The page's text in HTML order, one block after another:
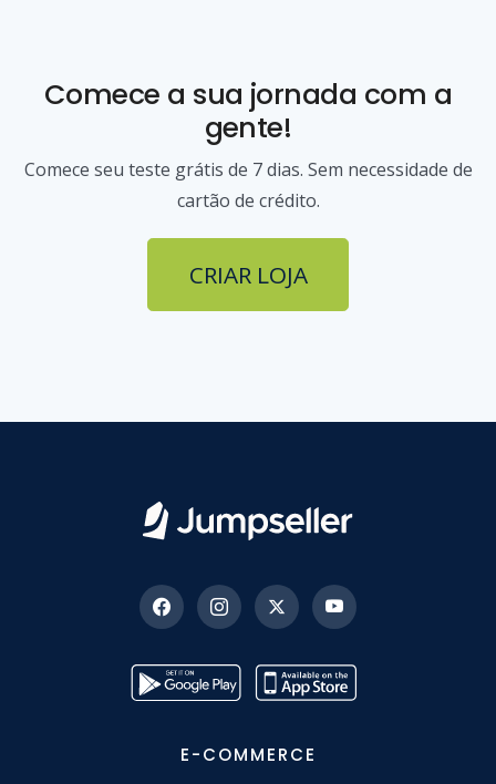
Comece a sua jornada com a
gente!
Comece seu teste grátis de 7 dias. Sem necessidade de
cartão de crédito.
CRIAR LOJA
E-COMMERCE